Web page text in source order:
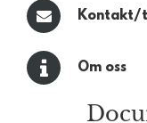
Kontakt/
Om oss